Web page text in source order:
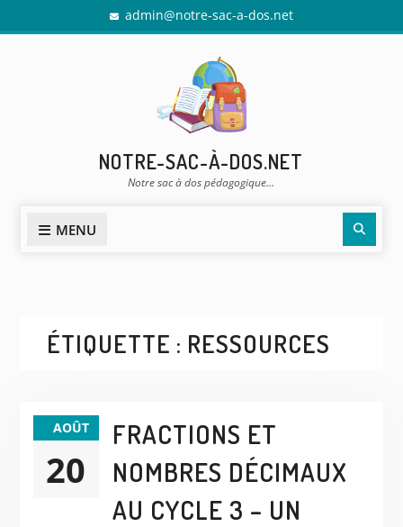
to
admin@notre-sac-a-dos.net
NOTRE-SAC-À-DOS.NET
Notre sac à dos pédagogique…
MENU
ÉTIQUETTE : RESSOURCES
AOÛT
20
FRACTIONS ET
NOMBRES DÉCIMAUX
AU CYCLE 3 – UN